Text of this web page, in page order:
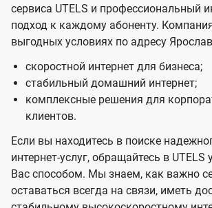
сервиса UTELS и профессиональный
подход к каждому абоненту.
выгодных условиях по адресу
скоростной интернет для бизнеса;
стабильный домашний интернет;
комплексные решения для
клиентов.
Если вы находитесь в поиске
интернет-услуг, обращайтесь в
Вас способом. Мы знаем, как важно
оставаться всегда на связи, иметь